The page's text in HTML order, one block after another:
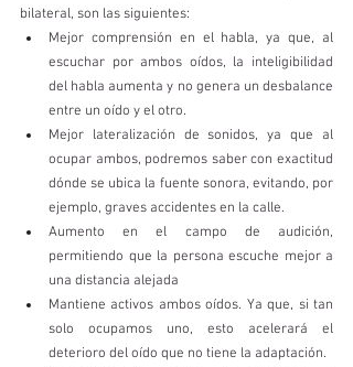
bilateral, son las siguientes:
Mejor comprensión en el habla, ya que, al
escuchar por ambos oídos, la inteligibilidad
del habla aumenta y no genera un desbalance
entre un oído y el otro.
Mejor lateralización de sonidos, ya que al
ocupar ambos, podremos saber con exactitud
dónde se ubica la fuente sonora, evitando, por
ejemplo, graves accidentes en la calle.
Aumento en el campo de audición,
permitiendo que la persona escuche mejor a
una distancia alejada
Mantiene activos ambos oídos. Ya que, si tan
solo ocupamos uno, esto acelerará el
deterioro del oído que no tiene la adaptación.